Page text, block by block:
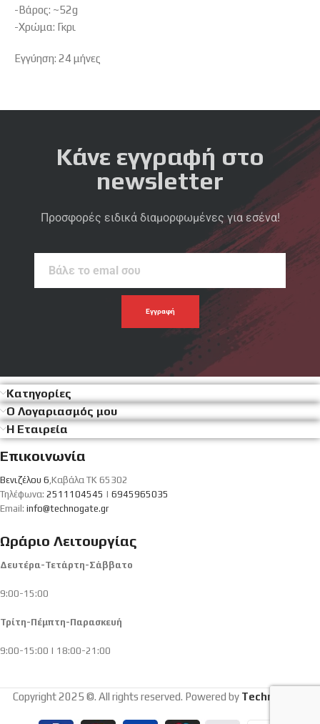
-Βάρος: ~52g
-Χρώμα: Γκρι
Εγγύηση: 24 μήνες
Κάνε εγγραφή στο
newsletter
Προσφορές ειδικά διαμορφωμένες για εσένα!
Κατηγορίες
Ο Λογαριασμός μου
Η Εταιρεία
Επικοινωνία
Βενιζέλου 6,Καβάλα ΤΚ 65302
Τηλέφωνα: 2511104545 | 6945965035
Email: info@technogate.gr
Ωράριο Λειτουργίας
Δευτέρα-Τετάρτη-Σάββατο
9:00-15:00
Τρίτη-Πέμπτη-Παρασκευή
9:00-15:00 | 18:00-21:00
Copyright 2025 ©. All rights reserved. Powered by Technogate